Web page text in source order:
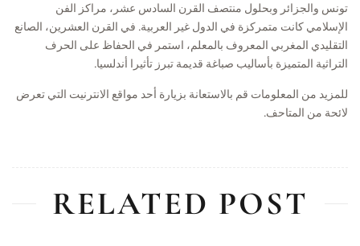
تونس والجزائر وبحلول منتصف القرن السادس عشر، مراكز الفن
الإسلامي كانت متمركزة في الدول غير العربية. في القرن العشرين، الصانع
التقليدي المغربي المعروف بالمعلم، استمر في الحفاظ على الحرف
التراثية المتميزة بأساليب صباغة قديمة تبرز تأثيرا أندلسيا.
للمزيد من المعلومات قم بالاستعانة بزيارة أحد مواقع الانترنيت التي تعرض
لائحة من المتاحف.
RELATED POST